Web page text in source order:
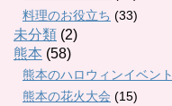
料理のお役立ち (33)
未分類 (2)
熊本 (58)
熊本のハロウィンイベント
熊本の花火大会 (15)